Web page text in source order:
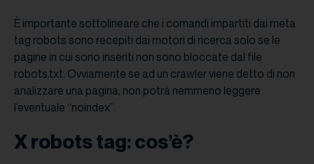
È importante sottolineare che i comandi impartiti dai meta
tag robots sono recepiti dai motori di ricerca solo se le
pagine in cui sono inseriti non sono bloccate dal file
robots.txt. Ovviamente se ad un crawler viene detto di non
analizzare una pagina, non potrà nemmeno leggere
l’eventuale “noindex”.
X robots tag: cos’è?